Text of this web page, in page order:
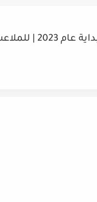
أفضل كشافات كبيرة الطاقة الشمسية خارجية مع